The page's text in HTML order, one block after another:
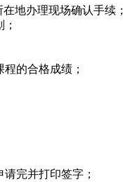
地办理现场确认手续；
的合格成绩；
完并打印签字；